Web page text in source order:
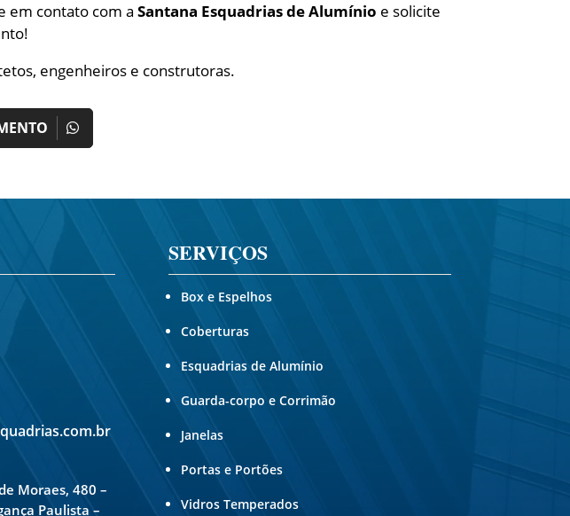
em contato com a Santana Esquadrias de Alumínio e solicite
engenheiros e construtoras.
Moraes, 480 –
Paulista –
SERVIÇOS
Box e Espelhos
Coberturas
Esquadrias de Alumínio
Guarda-corpo e Corrimão
Janelas
Portas e Portões
Vidros Temperados